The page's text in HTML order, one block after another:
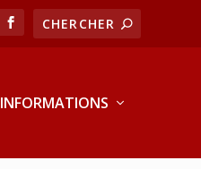
INFORMATIONS